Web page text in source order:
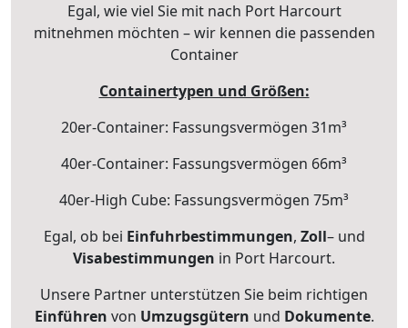
Egal, wie viel Sie mit nach Port Harcourt
mitnehmen möchten – wir kennen die passenden
Container
Containertypen und Größen:
20er-Container: Fassungsvermögen 31m³
40er-Container: Fassungsvermögen 66m³
40er-High Cube: Fassungsvermögen 75m³
Egal, ob bei Einfuhrbestimmungen, Zoll– und
Visabestimmungen in Port Harcourt.
Unsere Partner unterstützen Sie beim richtigen
Einführen von Umzugsgütern und Dokumente.